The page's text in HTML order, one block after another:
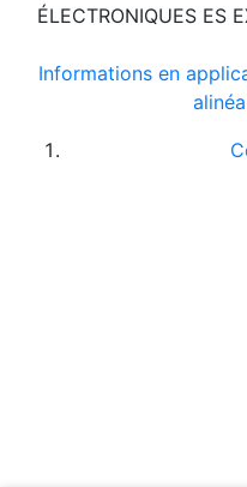
ÉLECTRONIQUES ES
Informations en